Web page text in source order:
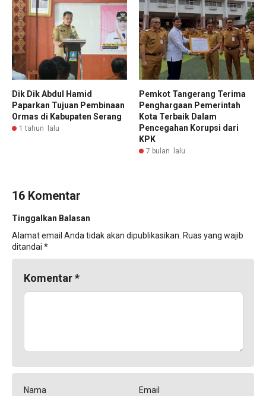
Dik Dik Abdul Hamid
Paparkan Tujuan Pembinaan
Ormas di Kabupaten Serang
1 tahun lalu
Pemkot Tangerang Terima
Penghargaan Pemerintah
Kota Terbaik Dalam
Pencegahan Korupsi dari
KPK
7 bulan lalu
16 Komentar
Tinggalkan Balasan
Alamat email Anda tidak akan dipublikasikan. Ruas yang wajib
ditandai *
Komentar*
Nama Email